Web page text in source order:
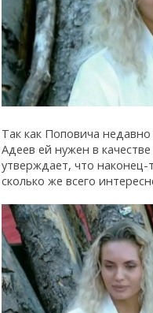
Так как Поповича
Адеев ей нужен в
утверждает, что
сколько же всего